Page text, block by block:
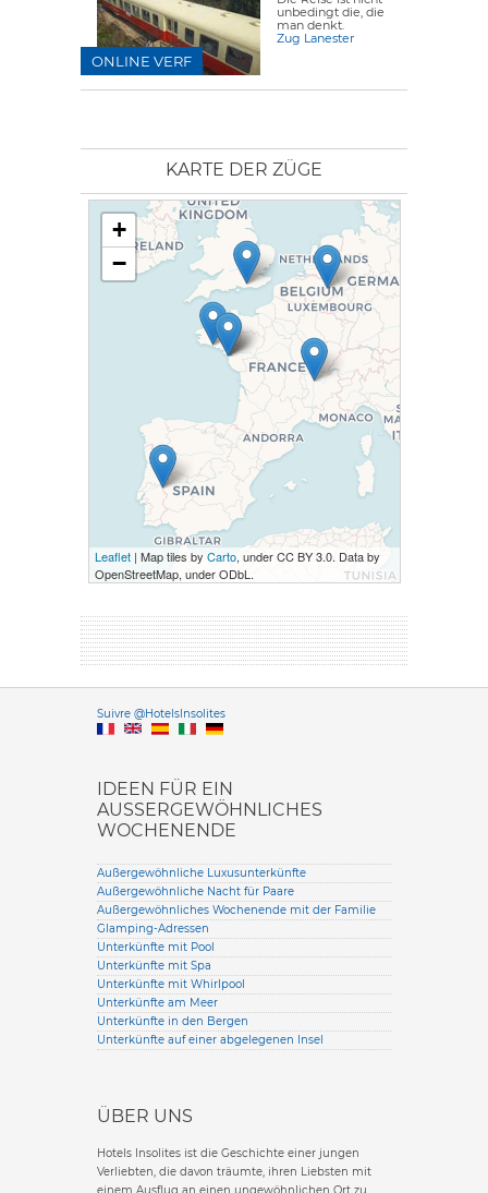
unbedingt die, die
man denkt.
Zug Lanester
ONLINE VERF
KARTE DER ZÜGE
+
−
Leaflet| Map tiles by Carto, under CC BY 3.0. Data by
OpenStreetMap, under ODbL.
Suivre @HotelsInsolitesVersione
IDEEN FÜR EIN
AUSSERGEWÖHNLICHES W
OCHENENDE
Außergewöhnliche Luxusunterkünfte
Außergewöhnliche Nacht für Paare
Außergewöhnliches Wochenende mit der Familie
Glamping-Adressen
Unterkünfte mit Pool
Unterkünfte mit Spa
Unterkünfte mit Whirlpool
Unterkünfte am Meer
Unterkünfte in den Bergen
Unterkünfte auf einer abgelegenen Insel
ÜBER UNS
Hotels Insolites ist die Geschichte einer jungen
Verliebten, die davon träumte, ihren Liebsten mit